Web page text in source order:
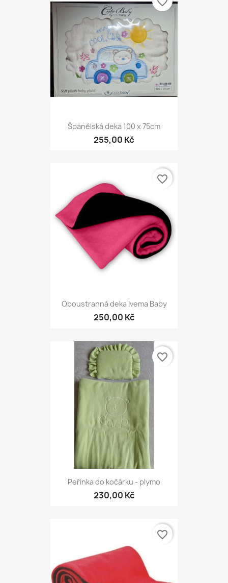
Španělská deka 100 x 75cm
255,00 Kč
Oboustranná deka Ivema Baby
250,00 Kč
favorite_border
Peřinka do kočárku - plymo
230,00 Kč
favorite_border
favorite_border